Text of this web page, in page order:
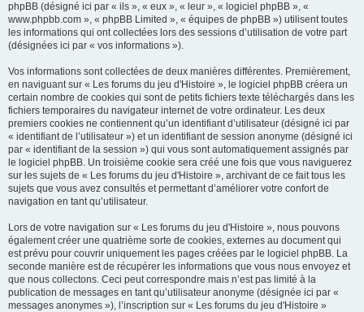
phpBB (désigné ici par « ils », « eux », « leur », « logiciel phpBB », «
www.phpbb.com », « phpBB Limited », « équipes de phpBB ») utilisent toutes
les informations qui ont collectées lors des sessions d’utilisation de votre part
(désignées ici par « vos informations »).
Vos informations sont collectées de deux manières différentes. Premièrement,
en naviguant sur « Les forums du jeu d'Histoire », le logiciel phpBB créera un
certain nombre de cookies qui sont de petits fichiers texte téléchargés dans les
fichiers temporaires du navigateur internet de votre ordinateur. Les deux
premiers cookies ne contiennent qu’un identifiant d’utilisateur (désigné ici par
« identifiant de l’utilisateur ») et un identifiant de session anonyme (désigné ici
par « identifiant de la session ») qui vous sont automatiquement assignés par
le logiciel phpBB. Un troisième cookie sera créé une fois que vous naviguerez
sur les sujets de « Les forums du jeu d'Histoire », archivant de ce fait tous les
sujets que vous avez consultés et permettant d’améliorer votre confort de
navigation en tant qu’utilisateur.
Lors de votre navigation sur « Les forums du jeu d'Histoire », nous pouvons
également créer une quatrième sorte de cookies, externes au document qui
est prévu pour couvrir uniquement les pages créées par le logiciel phpBB. La
seconde manière est de récupérer les informations que vous nous envoyez et
que nous collectons. Ceci peut correspondre mais n’est pas limité à la
publication de messages en tant qu’utilisateur anonyme (désignée ici par «
messages anonymes »), l’inscription sur « Les forums du jeu d'Histoire »